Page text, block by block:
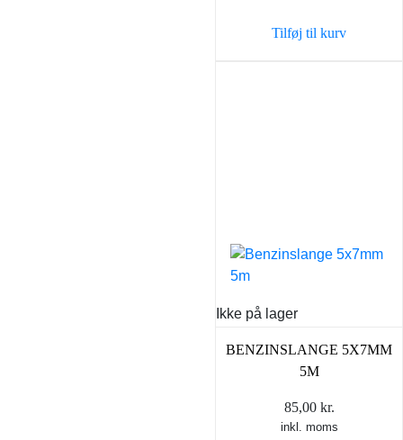
Tilføj til kurv
Ikke på lager
BENZINSLANGE 5X7MM
5M
85,00 kr.
inkl. moms